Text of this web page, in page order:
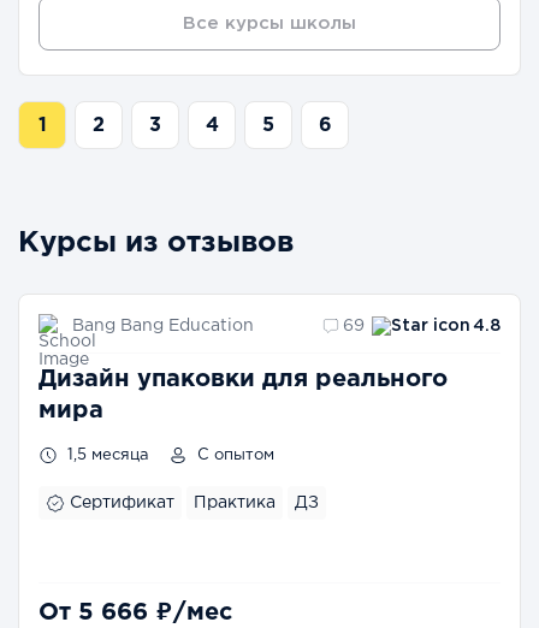
Все курсы школы
1 2 3 4 5 6
Курсы из отзывов
Bang Bang Education 69 4.8
Дизайн упаковки для реального
мира
1,5 месяца С опытом
Сертификат Практика ДЗ
От 5 666 ₽/мес